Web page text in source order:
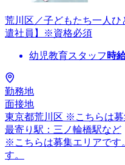
荒川区／子どもたち一人
遣社員】※資格必須
幼児教育スタッフ 時
勤務地
面接地
東京都荒川区 ※こちらは募
最寄り駅：三ノ輪橋駅など
※こちらは募集エリアです
す。